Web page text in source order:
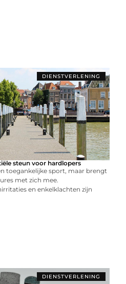
DIENSTVERLENING
steun voor hardlopers
toegankelijke sport, maar brengt
met zich mee.
en enkelklachten zijn
DIENSTVERLENING